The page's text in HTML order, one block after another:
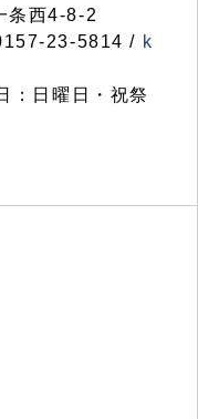
条西4-8-2
23-5814 / k
：日曜日・祝祭